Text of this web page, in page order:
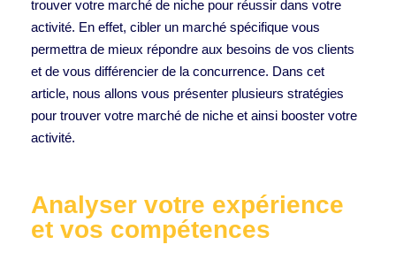
trouver votre marché de niche pour réussir dans votre
activité. En effet, cibler un marché spécifique vous
permettra de mieux répondre aux besoins de vos clients
et de vous différencier de la concurrence. Dans cet
article, nous allons vous présenter plusieurs stratégies
pour trouver votre marché de niche et ainsi booster votre
activité.
Analyser votre expérience
et vos compétences